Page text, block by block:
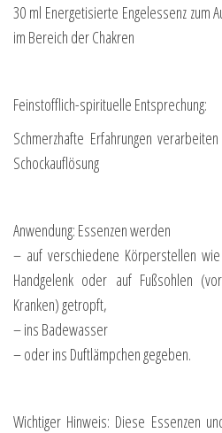
30 ml Energetisierte Engelessenz zum
im Bereich der Chakren
Feinstofflich-spirituelle Entsprechung:
Schmerzhafte Erfahrungen
Schockauflösung
Anwendung: Essenzen werden
– auf verschiedene Körperstellen
Handgelenk oder auf Fußsohlen
Kranken) getropft,
– ins Badewasser
– oder ins Duftlämpchen gegeben.
Wichtiger Hinweis: Diese Essenzen